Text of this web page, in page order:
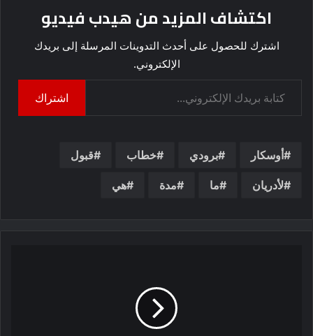
اكتشاف المزيد من هيدب فيديو
اشترك للحصول على أحدث التدوينات المرسلة إلى بريدك
الإلكتروني.
اشتراك
أوسكار برودي خطاب قبول
لأدريان ما مدة هي